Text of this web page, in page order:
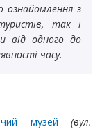
ознайомлення з
так і
від одного до
часу.
музей
(вул.